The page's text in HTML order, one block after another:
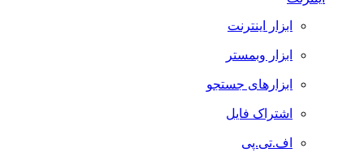
ابزار اینترنت
ابزار وبمستر
ابزارهای جستجو
اشتراک فایل
اف.تی.پی